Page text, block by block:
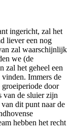
ingericht, zal het
liever een nog
zal waarschijnlijk
we (de
zal het geheel een
Immers de
door
van de sluier zijn
dit punt naar de
hebben het recht